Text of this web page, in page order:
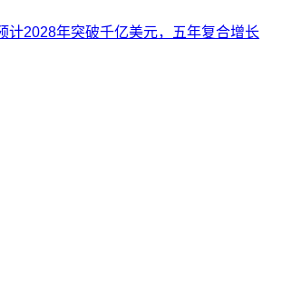
计2028年突破千亿美元，五年复合增长